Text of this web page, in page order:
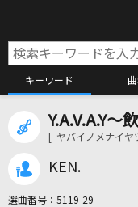
キーワード
Y.A.V.A.Y～
[ ヤバイノメナイヤ
KEN.
選曲番号： 5119-29